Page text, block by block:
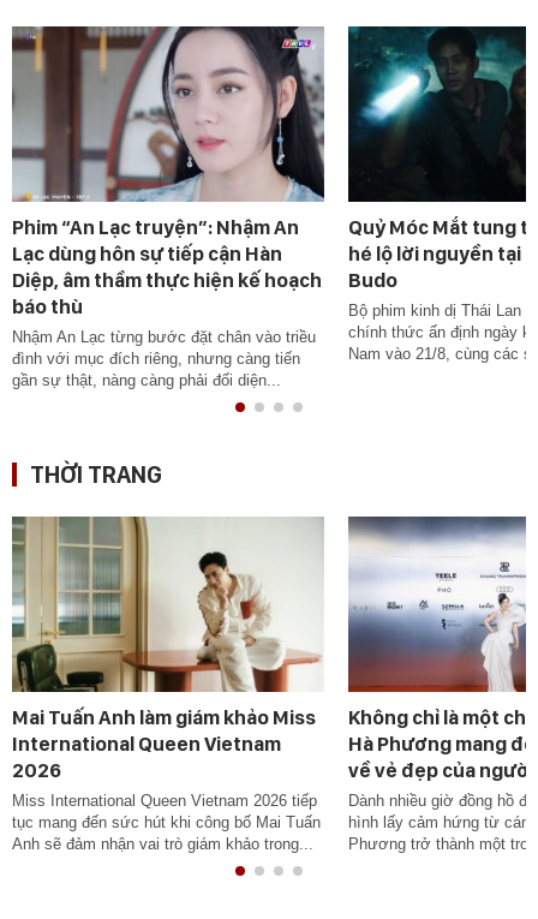
Phim “An Lạc truyện”: Nhậm An
Lạc dùng hôn sự tiếp cận Hàn
Diệp, âm thầm thực hiện kế hoạch
báo thù
Nhậm An Lạc từng bước đặt chân vào triều
đình với mục đích riêng, nhưng càng tiến
gần sự thật, nàng càng phải đối diện...
Quỷ Móc Mắt tung
hé lộ lời nguyền tại
Budo
Bộ phim kinh dị Thái Lan
chính thức ấn định ngày
Nam vào 21/8, cùng các
THỜI TRANG
Mai Tuấn Anh làm giám khảo Miss
International Queen Vietnam
2026
Miss International Queen Vietnam 2026 tiếp
tục mang đến sức hút khi công bố Mai Tuấn
Anh sẽ đảm nhận vai trò giám khảo trong...
Không chỉ là một
Hà Phương mang
về vẻ đẹp của
Dành nhiều giờ đồng hồ
hình lấy cảm hứng từ
Phương trở thành một